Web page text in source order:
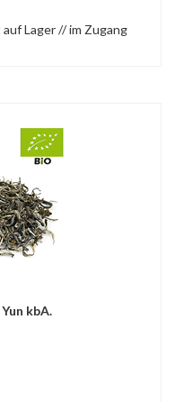
Lager // im Zugang
kbA.